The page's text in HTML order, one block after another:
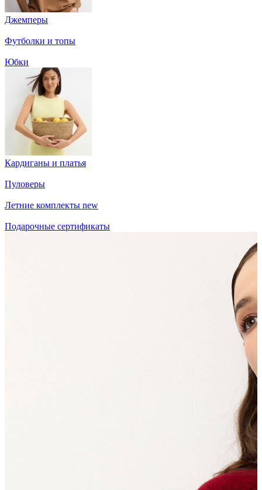
Джемперы
Футболки и топы
Юбки
Кардиганы и платья
Пуловеры
Летние комплекты new
Подарочные сертификаты